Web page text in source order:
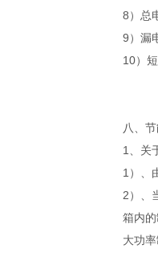
8）总
9）漏
10）
八、
1、关
1）、
2）、
箱内
大功